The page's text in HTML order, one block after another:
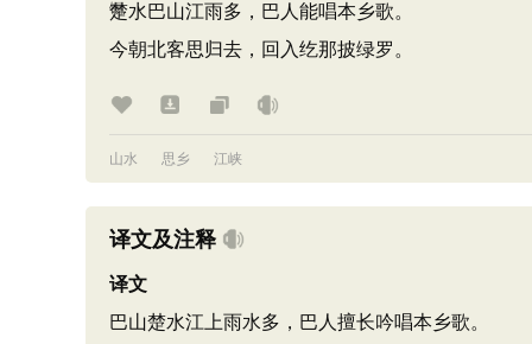
楚水巴山江雨多，巴人能唱本乡歌。
今朝北客思归去，回入纥那披绿罗。
山水 思乡 江峡
译文及注释
译文
巴山楚水江上雨水多，巴人擅长吟唱本乡歌。